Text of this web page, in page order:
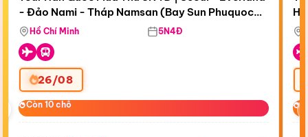
Bay Sun Phuquoc Airways
- Đảo Nami - Tháp Namsan (Bay Sun Phuquoc
Airways)
Hồ Chí Minh 5N4Đ
26/08
Còn 10 chỗ
Còn 10 chỗ